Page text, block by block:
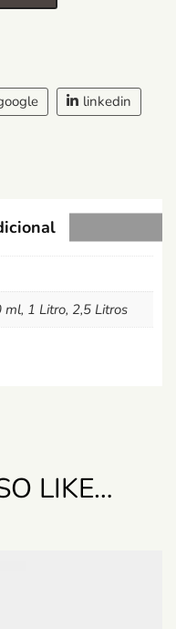
linkedin
1 Litro, 2,5 Litros
LIKE…